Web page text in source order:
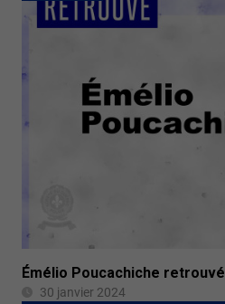
Émélio Poucachiche retrouvé
30 janvier 2024